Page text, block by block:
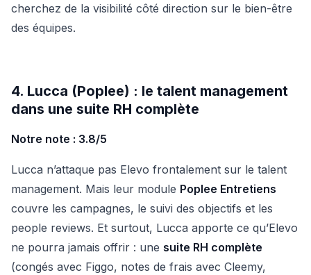
cherchez de la visibilité côté direction sur le bien-être
des équipes.
4. Lucca (Poplee) : le talent management
dans une suite RH complète
Notre note : 3.8/5
Lucca n’attaque pas Elevo frontalement sur le talent
management. Mais leur module Poplee Entretiens
couvre les campagnes, le suivi des objectifs et les
people reviews. Et surtout, Lucca apporte ce qu’Elevo
ne pourra jamais offrir : une suite RH complète
(congés avec Figgo, notes de frais avec Cleemy,